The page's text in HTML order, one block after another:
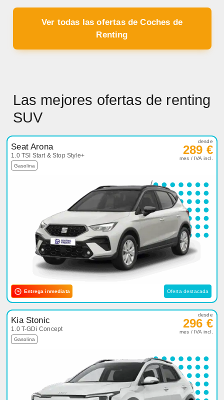
Ver todas las ofertas de Coches de
Renting
Las mejores ofertas de renting
SUV
Seat Arona
1.0 TSI Start & Stop Style+
Gasolina
desde
289 €
mes / IVA incl.
Entrega inmediata Oferta destacada
Kia Stonic
1.0 T-GDi Concept
Gasolina
desde
296 €
mes / IVA incl.